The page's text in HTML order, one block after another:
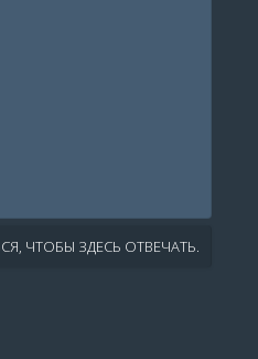
ЧТОБЫ ЗДЕСЬ ОТВЕЧАТЬ.